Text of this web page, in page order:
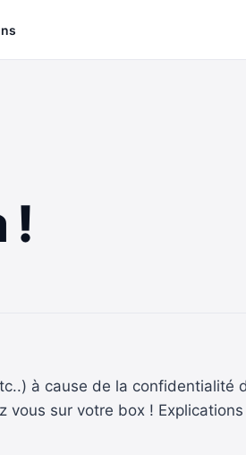
!
à cause de la confidentialité
vous sur votre box !